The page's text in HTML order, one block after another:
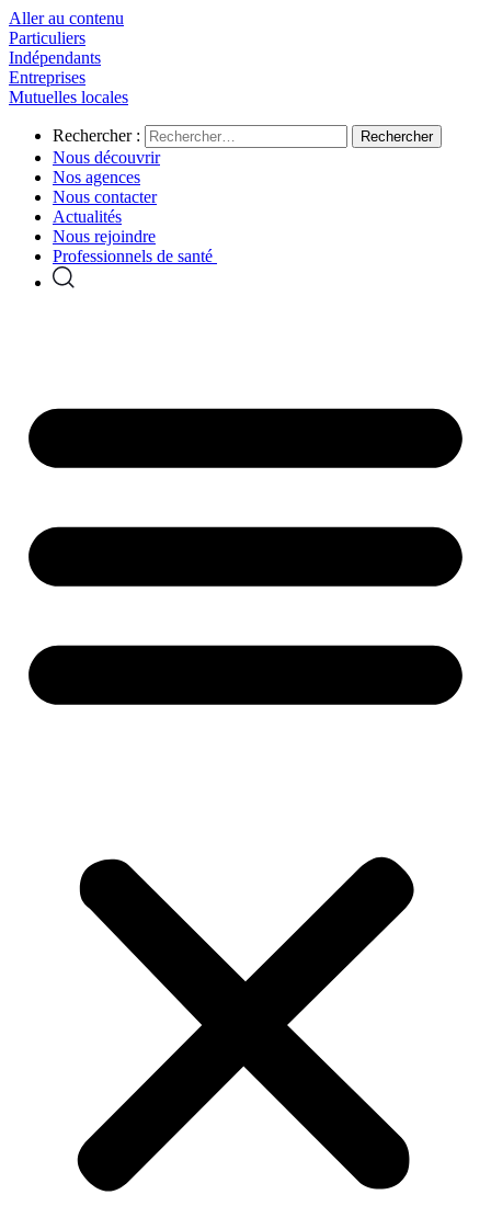
Aller au contenu
Particuliers
Indépendants
Entreprises
Mutuelles locales
Rechercher :
Nous découvrir
Nos agences
Nous contacter
Actualités
Nous rejoindre
Professionnels de santé